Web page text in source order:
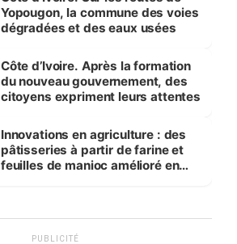
Yopougon, la commune des voies
dégradées et des eaux usées
Côte d’Ivoire. Après la formation
du nouveau gouvernement, des
citoyens expriment leurs attentes
Innovations en agriculture : des
pâtisseries à partir de farine et
feuilles de manioc amélioré en
PUBLICITÉ